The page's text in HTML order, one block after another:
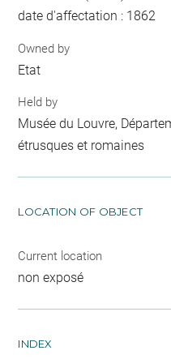
date d'affectation : 1862
Owned by
Etat
Held by
Musée du Louvre,
étrusques et romaines
LOCATION OF OBJECT
Current location
non exposé
INDEX